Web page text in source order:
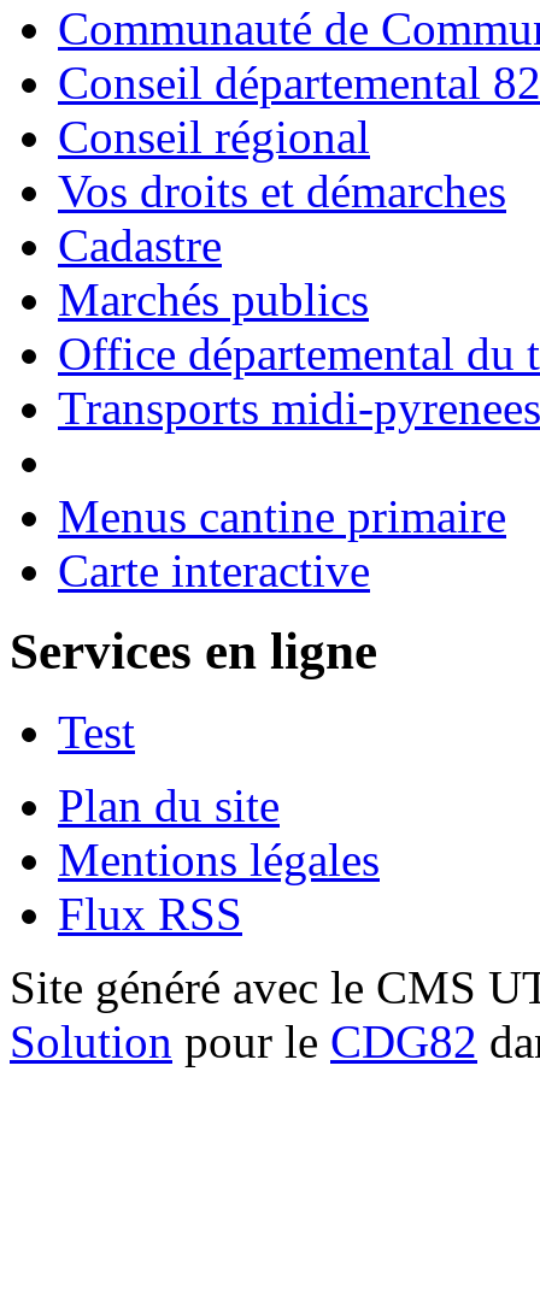
Communauté de
Conseil départemental 82
Conseil régional
Vos droits et démarches
Cadastre
Marchés publics
Office départemental du
Transports midi-pyrenees
Menus cantine primaire
Carte interactive
Services en ligne
Test
Plan du site
Mentions légales
Flux RSS
Site généré avec le CMS
Solution pour le CDG82